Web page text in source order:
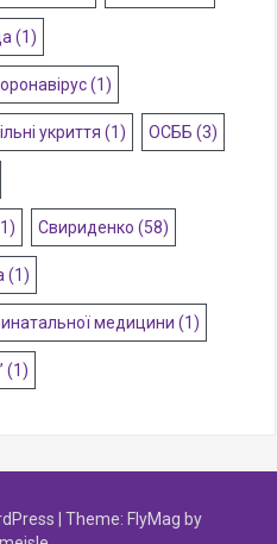
(1)
(1)
укриття (1) ОСББ (3)
Свириденко (58)
(1)
медицини (1)
(1)
Theme: FlyMag by